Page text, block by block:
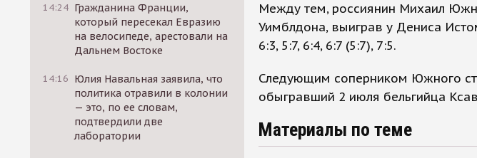
14:24 Гражданина Франции,
который пересекал Евразию
на велосипеде, арестовали на
Дальнем Востоке
14:16 Юлия Навальная заявила, что
политика отравили в колонии
— это, по ее словам,
подтвердили две
лаборатории
Между тем, россиянин Михаил
Уимблдона, выиграв у Дениса
6:3, 5:7, 6:4, 6:7 (5:7), 7:5.
Следующим соперником Южного
обыгравший 2 июля бельгийца
Материалы по теме